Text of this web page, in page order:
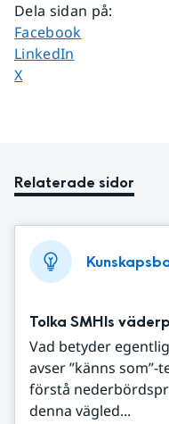
Dela sidan på:
Dela sidan på
Facebook
Dela sidan på
LinkedIn
Dela sidan på
X
Relaterade sidor
Tolka SMHIs
Vad betyder
avser ”känns
förstå
denna vägled...